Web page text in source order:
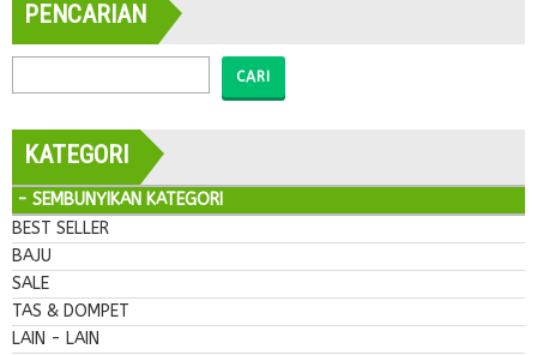
PENCARIAN
CARI
KATEGORI
- SEMBUNYIKAN KATEGORI
BEST SELLER
BAJU
SALE
TAS & DOMPET
LAIN - LAIN